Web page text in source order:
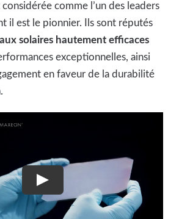
comme l’un des leaders
il est le pionnier. Ils sont réputés
solaires hautement efficaces
exceptionnelles, ainsi
en faveur de la durabilité